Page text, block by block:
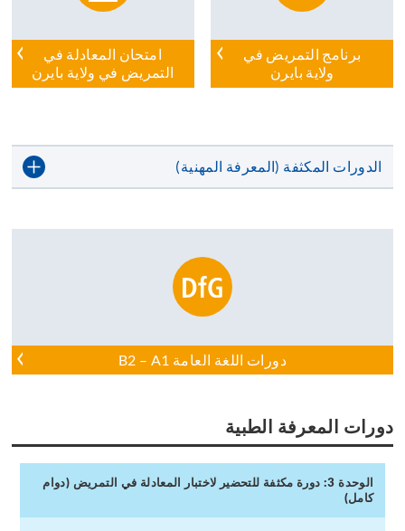
برنامج التمريض في
ولاية بايرن
امتحان المعادلة في
التمريض في ولاية بايرن
الدورات المكثفة (المعرفة المهنية)
دورات اللغة العامة B2 – A1
دورات المعرفة الطبية
الوحدة 3: دورة مكثفة للتحضير لاختبار المعادلة في التمريض (دوام
كامل)